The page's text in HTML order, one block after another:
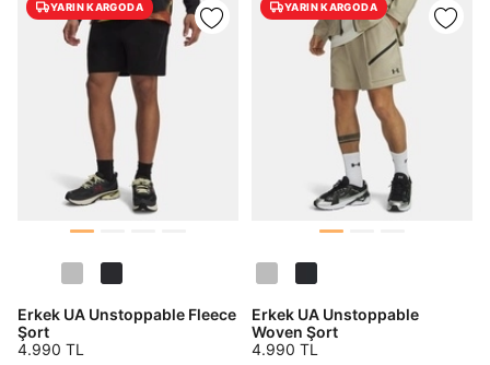
YARIN KARGODA
Erkek UA Unstoppable Fleece
Şort
4.990 TL
YARIN KARGODA
Erkek UA Unstoppable
Woven Şort
4.990 TL